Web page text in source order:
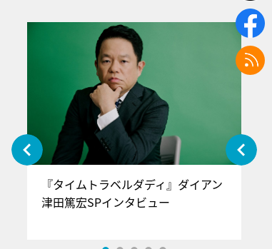
『タイムトラベルダディ』ダイアン
津田篤宏SPインタビュー